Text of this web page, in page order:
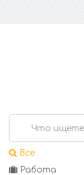
Все
Работа